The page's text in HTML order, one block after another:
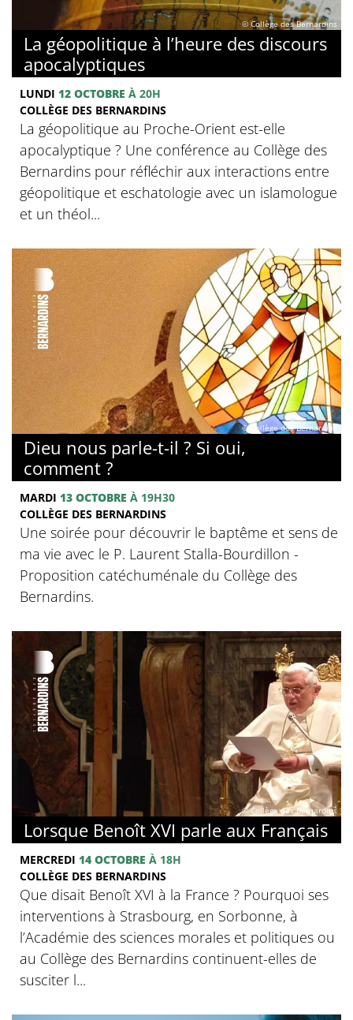
© Collège des Bernardins
La géopolitique à l’heure des discours
apocalyptiques
LUNDI 12 OCTOBRE À 20H
COLLÈGE DES BERNARDINS
La géopolitique au Proche-Orient est-elle
apocalyptique ? Une conférence au Collège des
Bernardins pour réfléchir aux interactions entre
géopolitique et eschatologie avec un islamologue
et un théol...
© Collège des Bernardins
Dieu nous parle-t-il ? Si oui,
comment ?
MARDI 13 OCTOBRE À 19H30
COLLÈGE DES BERNARDINS
Une soirée pour découvrir le baptême et sens de
ma vie avec le P. Laurent Stalla-Bourdillon -
Proposition catéchuménale du Collège des
Bernardins.
© Collège des Bernardins
Lorsque Benoît XVI parle aux Français
MERCREDI 14 OCTOBRE À 18H
COLLÈGE DES BERNARDINS
Que disait Benoît XVI à la France ? Pourquoi ses
interventions à Strasbourg, en Sorbonne, à
l’Académie des sciences morales et politiques ou
au Collège des Bernardins continuent-elles de
susciter l...